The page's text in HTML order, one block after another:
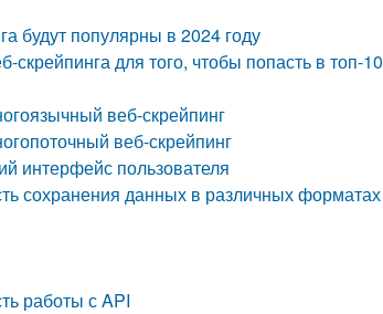
будут популярны в 2024 году
для того, чтобы попасть в топ-10
веб-скрейпинг
веб-скрейпинг
интерфейс пользователя
сохранения данных в различных форматах
работы с API